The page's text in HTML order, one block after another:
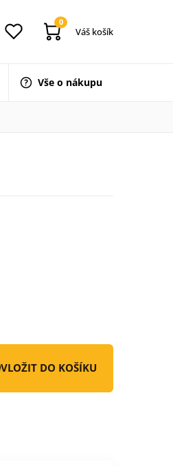
0
Váš košík
Vše o nákupu
VLOŽIT DO KOŠÍKU